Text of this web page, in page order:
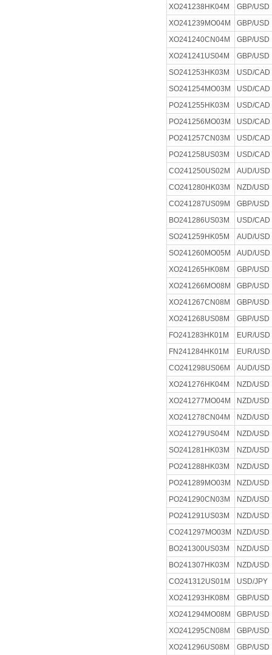
XO241238HK04M
GBP/USD
XO241239MO04M
GBP/USD
XO241240CN04M
GBP/USD
XO241241US04M
GBP/USD
SO241253HK03M
USD/CAD
SO241254MO03M
USD/CAD
PO241255HK03M
USD/CAD
PO241256MO03M
USD/CAD
PO241257CN03M
USD/CAD
PO241258US03M
USD/CAD
CO241250US02M
AUD/USD
CO241280HK03M
NZD/USD
CO241287US09M
GBP/USD
BO241286US03M
USD/CAD
SO241259HK05M
AUD/USD
SO241260MO05M
AUD/USD
XO241265HK08M
GBP/USD
XO241266MO08M
GBP/USD
XO241267CN08M
GBP/USD
XO241268US08M
GBP/USD
FO241283HK01M
EUR/USD
FN241284HK01M
EUR/USD
CO241298US06M
AUD/USD
XO241276HK04M
NZD/USD
XO241277MO04M
NZD/USD
XO241278CN04M
NZD/USD
XO241279US04M
NZD/USD
SO241281HK03M
NZD/USD
PO241288HK03M
NZD/USD
PO241289MO03M
NZD/USD
PO241290CN03M
NZD/USD
PO241291US03M
NZD/USD
CO241297MO03M
NZD/USD
BO241300US03M
NZD/USD
BO241307HK03M
NZD/USD
CO241312US01M
USD/JPY
XO241293HK08M
GBP/USD
XO241294MO08M
GBP/USD
XO241295CN08M
GBP/USD
XO241296US08M
GBP/USD